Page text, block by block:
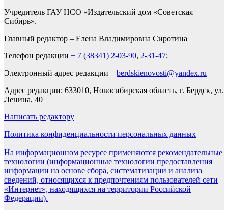
Учредитель ГАУ НСО «Издательский дом «Советская
Сибирь».
Главный редактор – Елена Владимировна Сиротина
Телефон редакции + 7 (38341) 2-03-90, 2-31-47;
Электронный адрес редакции – berdskienovosti@yandex.ru
Адрес редакции: 633010, Новосибирская область, г. Бердск, ул.
Ленина, 40
Написать редактору
Политика конфиденциальности персональных данных
На информационном ресурсе применяются рекомендательные
технологии (информационные технологии предоставления
информации на основе сбора, систематизации и анализа
сведений, относящихся к предпочтениям пользователей сети
«Интернет», находящихся на территории Российской
Федерации).